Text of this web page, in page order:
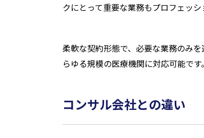
クにとって重要な業務もプロフェッシ
柔軟な契約形態で、必要な業務のみ
らゆる規模の医療機関に対応可能です。
コンサル会社との違い